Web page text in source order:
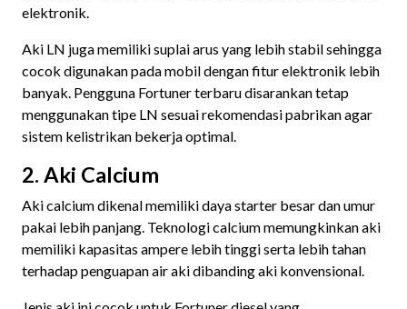
elektronik.
Aki LN juga memiliki suplai arus yang lebih stabil sehingga
cocok digunakan pada mobil dengan fitur elektronik lebih
banyak. Pengguna Fortuner terbaru disarankan tetap
menggunakan tipe LN sesuai rekomendasi pabrikan agar
sistem kelistrikan bekerja optimal.
2. Aki Calcium
Aki calcium dikenal memiliki daya starter besar dan umur
pakai lebih panjang. Teknologi calcium memungkinkan aki
memiliki kapasitas ampere lebih tinggi serta lebih tahan
terhadap penguapan air aki dibanding aki konvensional.